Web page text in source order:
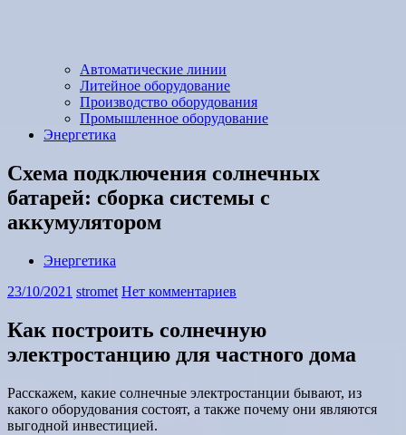
Автоматические линии
Литейное оборудование
Производство оборудования
Промышленное оборудование
Энергетика
Схема подключения солнечных
батарей: сборка системы с
аккумулятором
Энергетика
23/10/2021 stromet Нет комментариев
Как построить солнечную
электростанцию для частного дома
Расскажем, какие солнечные электростанции бывают, из
какого оборудования состоят, а также почему они являются
выгодной инвестицией.